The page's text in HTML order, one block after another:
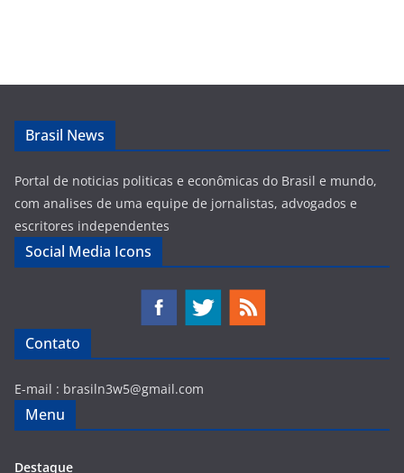
Brasil News
Portal de noticias politicas e econômicas do Brasil e mundo,
com analises de uma equipe de jornalistas, advogados e
escritores independentes
Social Media Icons
Contato
E-mail : brasiln3w5@gmail.com
Menu
Destaque